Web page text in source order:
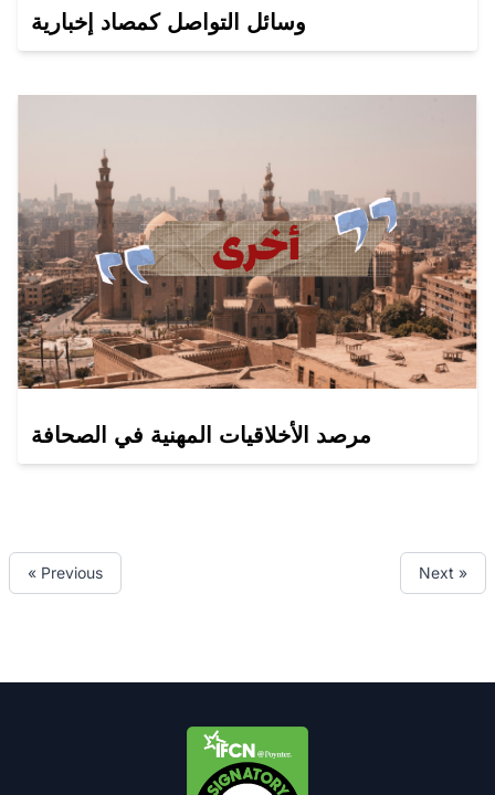
وسائل التواصل كمصاد إخبارية
مرصد الأخلاقيات المهنية في الصحافة
« Previous Next »